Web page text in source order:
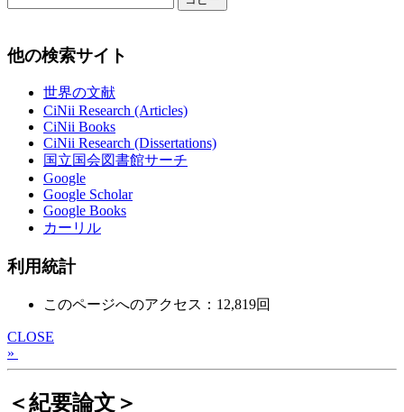
他の検索サイト
世界の文献
CiNii Research (Articles)
CiNii Books
CiNii Research (Dissertations)
国立国会図書館サーチ
Google
Google Scholar
Google Books
カーリル
利用統計
このページへのアクセス：12,819回
CLOSE
»
＜紀要論文＞